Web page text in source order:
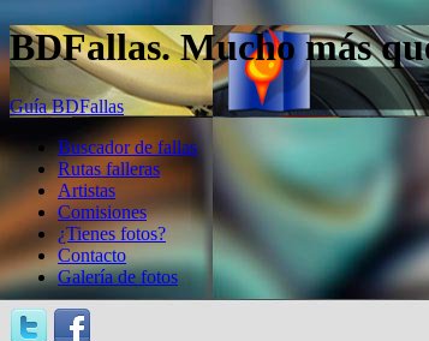
BDFallas. Mucho más
Guía BDFallas
Buscador de fallas
Rutas falleras
Artistas
Comisiones
¿Tienes fotos?
Contacto
Galería de fotos